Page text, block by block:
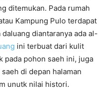
ditemukan. Pada rumah
Kampung Pulo terdapat
diantaranya ada al-
ini terbuat dari kulit
pada pohon saeh ini, juga
di depan halaman
unutk nilai histori.